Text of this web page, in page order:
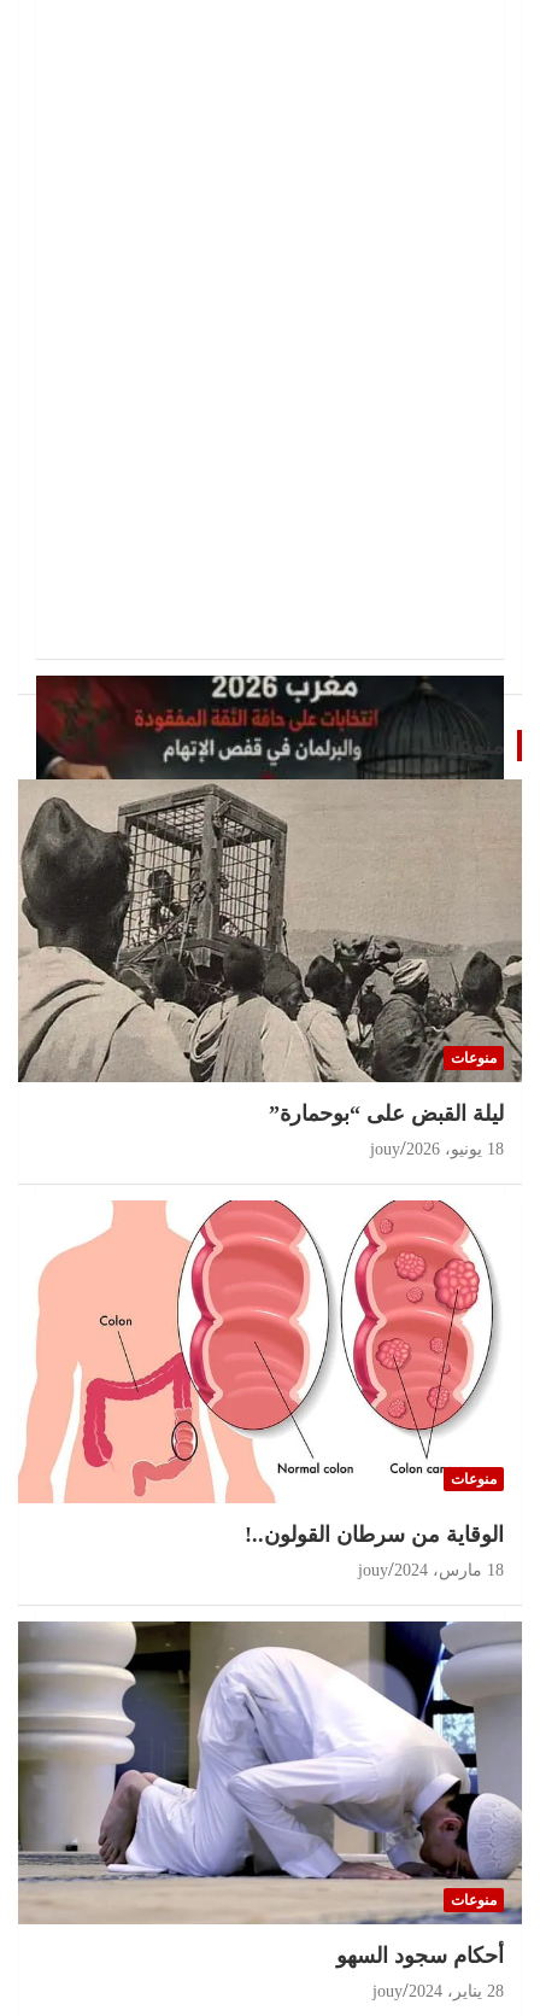
تحقيقات
مغرب 2026 انتخابات على حافة الثقة المفقودة و
البرلمان في قفص الإتهام
jouy
منوعات
منوعات
ليلة القبض على “بوحمارة”
18 يونيو، 2026 jouy
منوعات
الوقاية من سرطان القولون..!
18 مارس، 2024 jouy
منوعات
أحكام سجود السهو
28 يناير، 2024 jouy